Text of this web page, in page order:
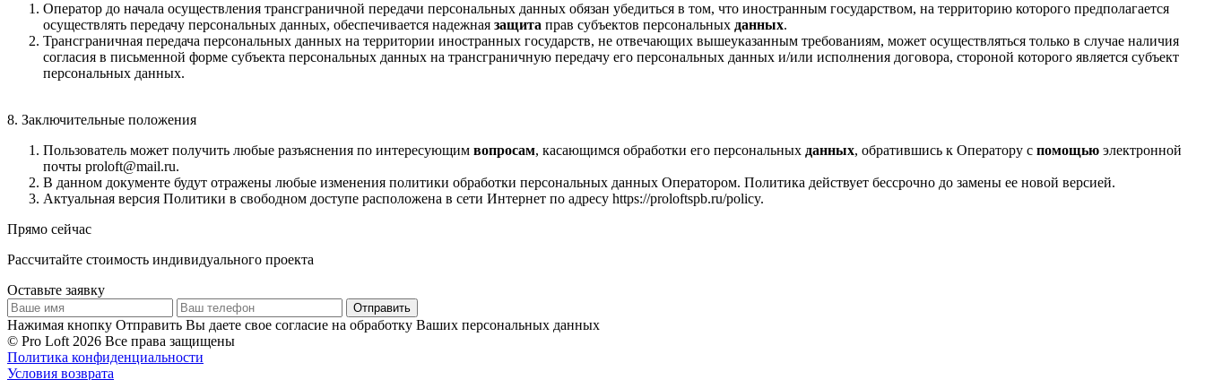
Оператор до начала осуществления трансграничной передачи персональных данных обязан убедиться в том, что иностранным государством, на территорию которого предполагается
осуществлять передачу персональных данных, обеспечивается надежная защита прав субъектов персональных данных.
Трансграничная передача персональных данных на территории иностранных государств, не отвечающих вышеуказанным требованиям, может осуществляться только в случае наличия
согласия в письменной форме субъекта персональных данных на трансграничную передачу его персональных данных и/или исполнения договора, стороной которого является субъект
персональных данных.
8. Заключительные положения
Пользователь может получить любые разъяснения по интересующим вопросам, касающимся обработки его персональных данных, обратившись к Оператору с помощью электронной
почты proloft@mail.ru.
В данном документе будут отражены любые изменения политики обработки персональных данных Оператором. Политика действует бессрочно до замены ее новой версией.
Актуальная версия Политики в свободном доступе расположена в сети Интернет по адресу https://proloftspb.ru/policy.
Прямо сейчас
Рассчитайте стоимость индивидуального проекта
Оставьте заявку
Отправить
Нажимая кнопку Отправить Вы даете свое согласие на обработку Ваших персональных данных
© Pro Loft 2026 Все права защищены
Политика конфиденциальности
Условия возврата